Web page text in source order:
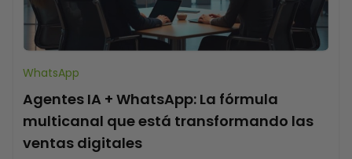
WhatsApp
Agentes IA + WhatsApp: La fórmula
multicanal que está transformando las
ventas digitales